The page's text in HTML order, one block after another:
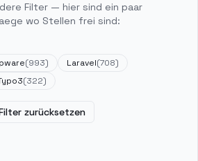
Filter — hier sind ein paar
wo Stellen frei sind:
(993) Laravel(708)
(322)
zurücksetzen